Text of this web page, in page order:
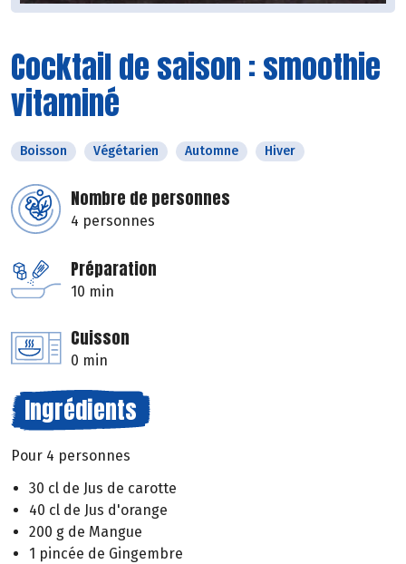
Cocktail de saison : smoothie
vitaminé
Boisson Végétarien Automne Hiver
Nombre de personnes
4 personnes
Préparation
10 min
Cuisson
0 min
Ingrédients
Pour 4 personnes
30 cl de Jus de carotte
40 cl de Jus d'orange
200 g de Mangue
1 pincée de Gingembre